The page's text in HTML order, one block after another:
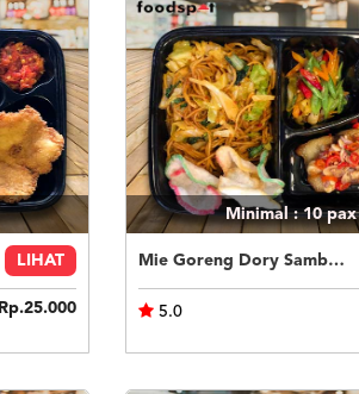
LIHAT
Rp.25.000
Minimal : 10pax
Mie Goreng Dory Sambal Matah
5.0